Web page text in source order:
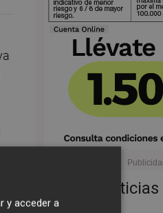
Últimas Noticias
y acceder a